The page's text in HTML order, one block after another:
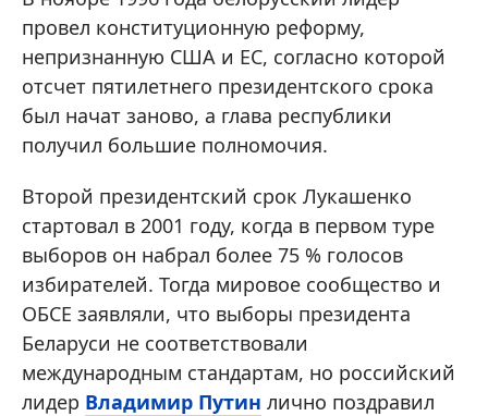
провел конституционную реформу,
непризнанную США и ЕС, согласно которой
отсчет пятилетнего президентского срока
был начат заново, а глава республики
получил большие полномочия.
Второй президентский срок Лукашенко
стартовал в 2001 году, когда в первом туре
выборов он набрал более 75 % голосов
избирателей. Тогда мировое сообщество и
ОБСЕ заявляли, что выборы президента
Беларуси не соответствовали
международным стандартам, но российский
лидер Владимир Путин лично поздравил